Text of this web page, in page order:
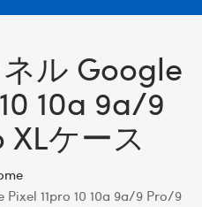
ル Google
10a 9a/9
ケース
11pro 10 10a 9a/9 Pro/9